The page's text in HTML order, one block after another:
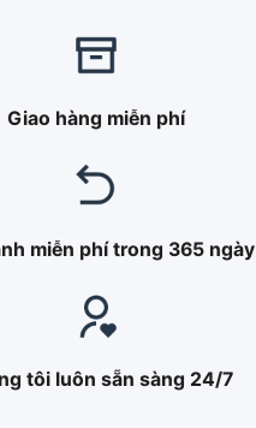
Giao hàng miễn phí
miễn phí trong 365 ngày
tôi luôn sẵn sàng 24/7